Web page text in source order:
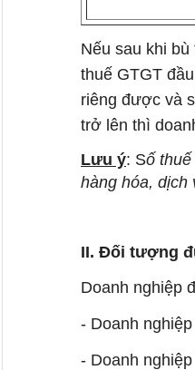
Nếu sau khi
thuế GTGT
riêng được và
trở lên thì
Lưu ý: Số
hàng hóa, dịch
II. Đối tượng
Doanh nghiệp
- Doanh
- Doanh